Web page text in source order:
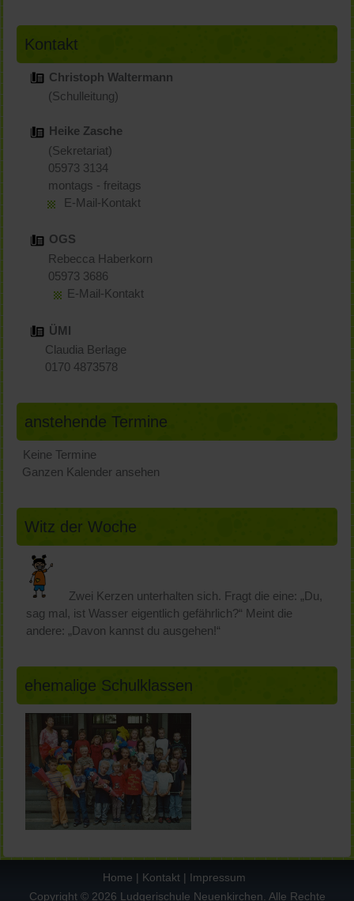
Kontakt
Christoph Waltermann
(Schulleitung)
Heike Zasche
(Sekretariat)
05973 3134
montags - freitags
E-Mail-Kontakt
OGS
Rebecca Haberkorn
05973 3686
E-Mail-Kontakt
ÜMI
Claudia Berlage
0170 4873578
anstehende Termine
Keine Termine
Ganzen Kalender ansehen
Witz der Woche
Zwei Kerzen unterhalten sich. Fragt die eine: „Du,
sag mal, ist Wasser eigentlich gefährlich?“ Meint die
andere: „Davon kannst du ausgehen!“
ehemalige Schulklassen
Home | Kontakt| Impressum
Copyright © 2026 Ludgerischule Neuenkirchen. Alle Rechte